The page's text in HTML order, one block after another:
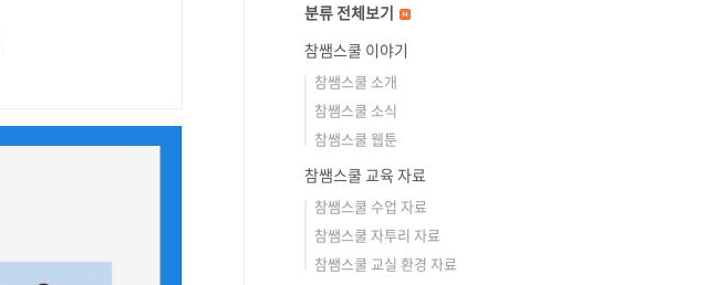
분류 전체보기
참쌤스쿨 이야기
참쌤스쿨 소개
참쌤스쿨 소식
참쌤스쿨 웹툰
참쌤스쿨 교육 자료
참쌤스쿨 수업 자료
참쌤스쿨 자투리 자료
참쌤스쿨 교실 환경 자료